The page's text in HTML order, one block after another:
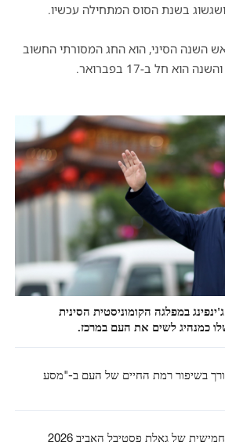
בשנת הסוס המתחילה עכשיו.
השנה הסיני, הוא החג המסורתי החשוב
חל ב-17 בפברואר.
במפלגה הקומוניסטית הסינית
כמנהיג לשים את העם במרכז.
בשיפור רמת החיים של העם ב-"מסע